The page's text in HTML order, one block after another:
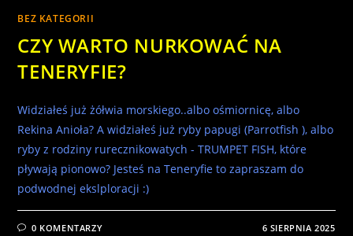
BEZ KATEGORII
CZY WARTO NURKOWAĆ NA
TENERYFIE?
Widziałeś już żółwia morskiego..albo ośmiornicę, albo
Rekina Anioła? A widziałeś już ryby papugi (Parrotfish ), albo
ryby z rodziny rurecznikowatych - TRUMPET FISH, które
pływają pionowo? Jesteś na Teneryfie to zapraszam do
podwodnej ekslploracji :)
0 KOMENTARZY 6 SIERPNIA 2025